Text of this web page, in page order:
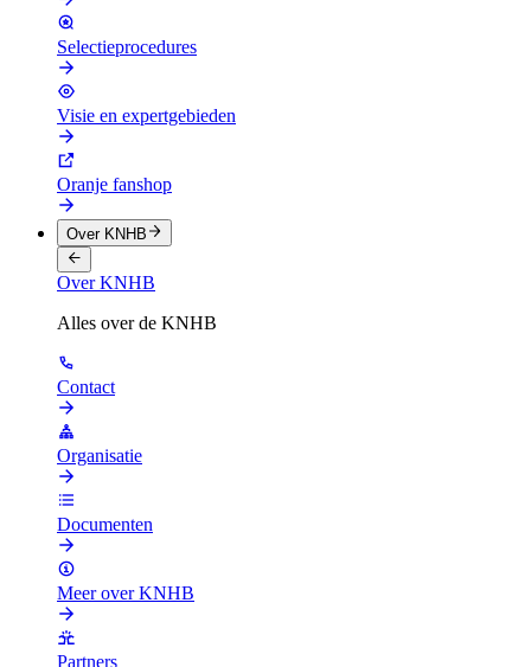
Selectieprocedures
Visie en expertgebieden
Oranje fanshop
Over KNHB
Over KNHB
Alles over de KNHB
Contact
Organisatie
Documenten
Meer over KNHB
Partners